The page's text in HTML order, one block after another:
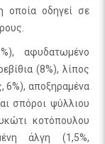
οποία οδηγεί σε
αφυδατωμένο
(8%), λίπος
6%), αποξηραμένα
σπόροι ψύλλιου
κοτόπουλου
άλγη (1,5%,